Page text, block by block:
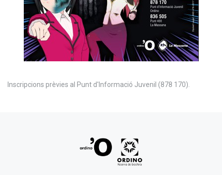
Inscripcions prèvies al Punt d'Informació Juvenil (878 170).